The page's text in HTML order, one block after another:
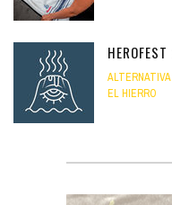
ALTERNATIVA
EL HIERRO